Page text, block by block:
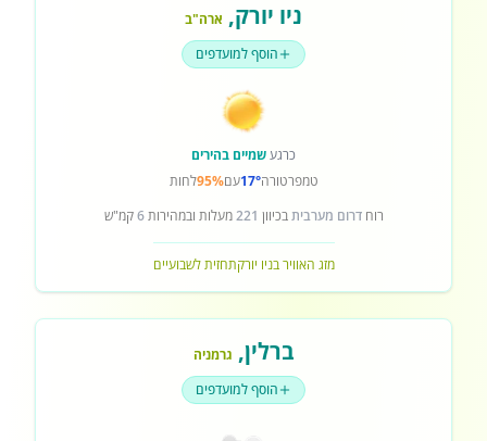
ניו יורק, ארה"ב
הוסף למועדפים
כרגעשמיים בהירים
טמפרטורה17°עם95%לחות
רוחדרום מערביתבכיוון 221מעלות ובמהירות6קמ"ש
מזג האוויר בניו יורקתחזית לשבועיים
ברלין, גרמניה
הוסף למועדפים